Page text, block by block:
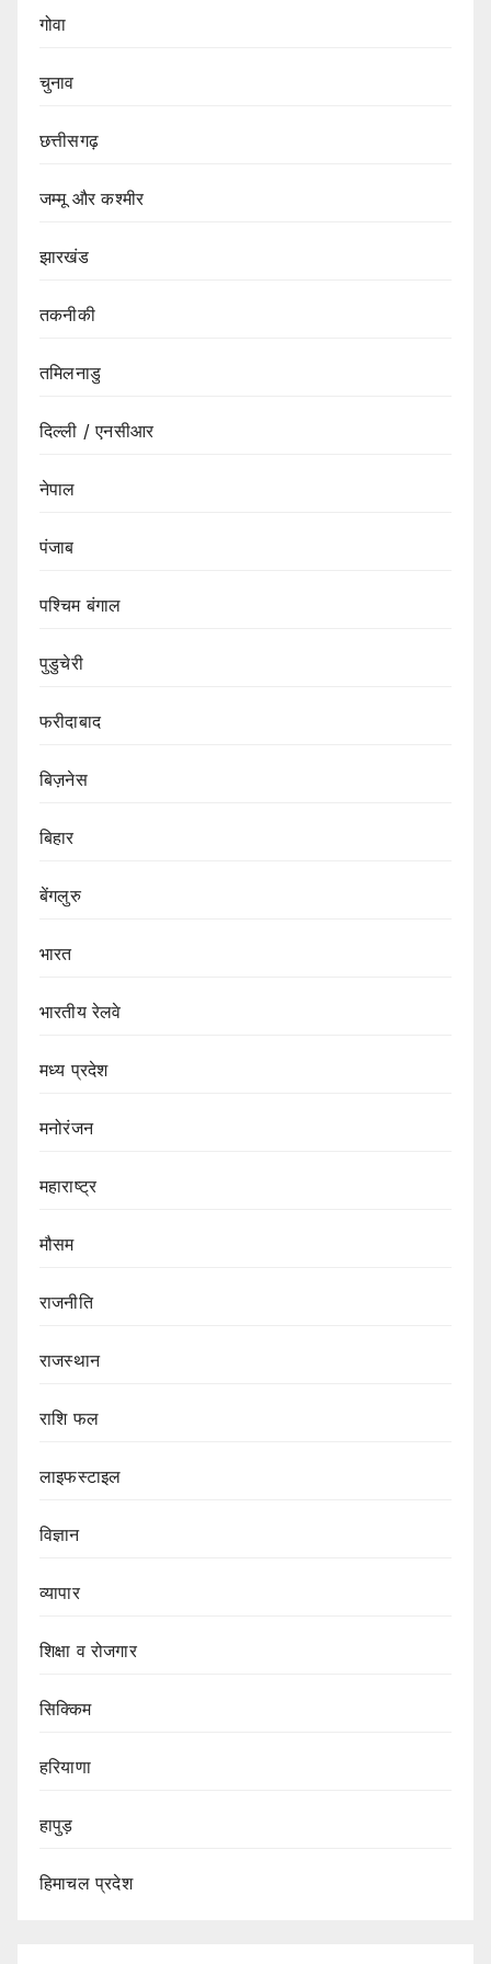
गोवा
चुनाव
छत्तीसगढ़
जम्मू और कश्मीर
झारखंड
तकनीकी
तमिलनाडु
दिल्ली / एनसीआर
नेपाल
पंजाब
पश्चिम बंगाल
पुडुचेरी
फरीदाबाद
बिज़नेस
बिहार
बेंगलुरु
भारत
भारतीय रेलवे
मध्य प्रदेश
मनोरंजन
महाराष्ट्र
मौसम
राजनीति
राजस्थान
राशि फल
लाइफस्टाइल
विज्ञान
व्यापार
शिक्षा व रोजगार
सिक्किम
हरियाणा
हापुड़
हिमाचल प्रदेश